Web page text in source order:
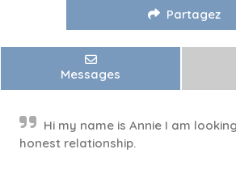
Partagez
Messages
Hi my name is Annie I am
honest relationship.